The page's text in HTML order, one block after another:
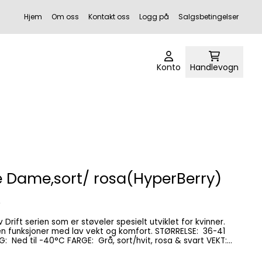
Hjem Om oss Kontakt oss Logg på Salgsbetingelser
Konto Handlevogn
Dame,sort/ rosa(HyperBerry)
med lav vekt og komfort. STØRRELSE: 36-41